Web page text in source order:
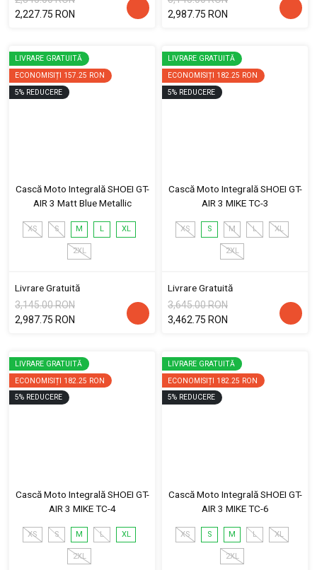
2,227.75 RON
2,987.75 RON
LIVRARE GRATUITĂ
ECONOMISIȚI 157.25 RON
5% REDUCERE
Cască Moto Integrală SHOEI GT-
AIR 3 Matt Blue Metallic
XS S M L XL
2XL
Livrare Gratuită
3,145.00 RON
2,987.75 RON
LIVRARE GRATUITĂ
ECONOMISIȚI 182.25 RON
5% REDUCERE
Cască Moto Integrală SHOEI GT-
AIR 3 MIKE TC-3
XS S M L XL
2XL
Livrare Gratuită
3,645.00 RON
3,462.75 RON
LIVRARE GRATUITĂ
ECONOMISIȚI 182.25 RON
5% REDUCERE
Cască Moto Integrală SHOEI GT-
AIR 3 MIKE TC-4
XS S M L XL
2XL
LIVRARE GRATUITĂ
ECONOMISIȚI 182.25 RON
5% REDUCERE
Cască Moto Integrală SHOEI GT-
AIR 3 MIKE TC-6
XS S M L XL
2XL